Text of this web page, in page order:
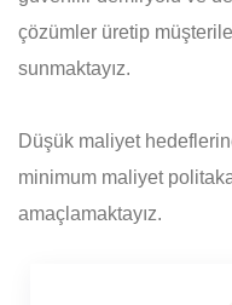
çözümler üretip
sunmaktayız.
Düşük maliyet
minimum maliyet
amaçlamaktayız.